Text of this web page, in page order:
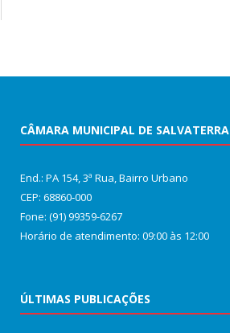
CÂMARA MUNICIPAL DE SALVATERRA
End.: PA 154, 3ª Rua, Bairro Urbano
CEP: 68860‑000
Fone: (91) 99359-6267
Horário de atendimento: 09:00 às 12:00
ÚLTIMAS PUBLICAÇÕES